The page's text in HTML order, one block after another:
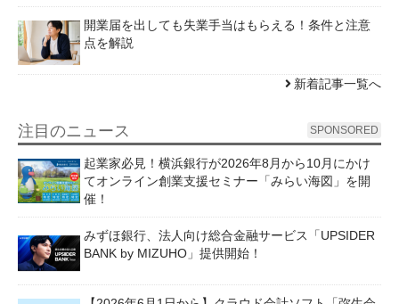
開業届を出しても失業手当はもらえる！条件と注意
点を解説
新着記事一覧へ
注目のニュース SPONSORED
起業家必見！横浜銀行が2026年8月から10月にかけ
てオンライン創業支援セミナー「みらい海図」を開
催！
みずほ銀行、法人向け総合金融サービス「UPSIDER
BANK by MIZUHO」提供開始！